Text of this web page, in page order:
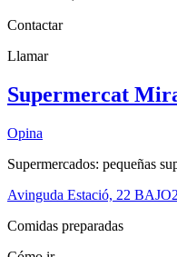
Contactar
Llamar
Supermercat
Opina
Supermercados: pequeñas
Avinguda Estació, 22 BAJO
Comidas preparadas